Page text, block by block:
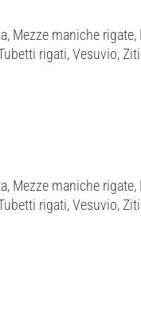
Mezze maniche
rigati, Vesuvio,
Mezze maniche
rigati, Vesuvio,